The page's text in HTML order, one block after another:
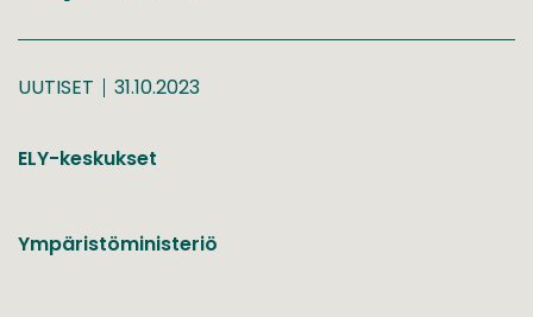
UUTISET 31.10.2023
ELY-keskukset
Ympäristöministeriö